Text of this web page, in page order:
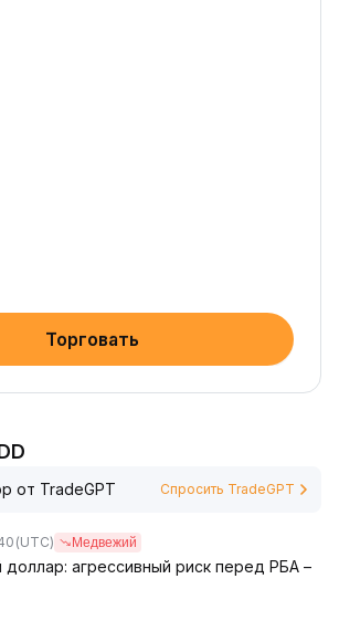
Торговать
от TradeGPT Спросить TradeGPT
(UTC) Медвежий
доллар: агрессивный риск перед РБА –